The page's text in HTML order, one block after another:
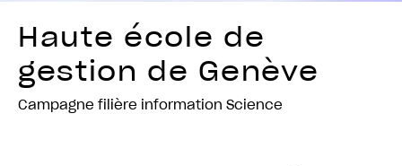
Haute école de
gestion de Genève
Campagne filière information Science